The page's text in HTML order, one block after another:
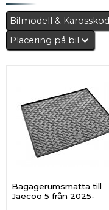
Bilmodell & Karosskod
Placering på bil
Bagagerumsmatta till
Jaecoo 5 från 2025-